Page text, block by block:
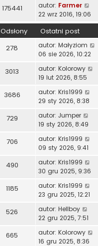
175441 autor: Farmer
22 wrz 2016, 19:06
Odsłony Ostatni post
278 autor: Małyziom
06 sie 2026, 10:22
3013 autor: Kolorowy
19 lut 2026, 8:55
3686 autor: Kris1999
29 sty 2026, 8:38
729 autor: Jumper
19 sty 2026, 8:49
706 autor: Kris1999
09 sty 2026, 9:41
490 autor: Kris1999
30 gru 2025, 9:36
1185 autor: Kris1999
23 gru 2025, 12:21
526 autor: Hellboy
22 gru 2025, 7:51
665 autor: Kolorowy
16 gru 2025, 8:36